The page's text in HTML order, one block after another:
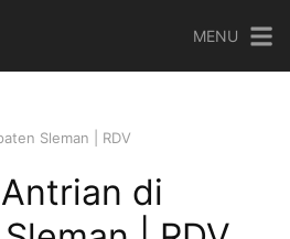
MENU
Sleman | RDV
di